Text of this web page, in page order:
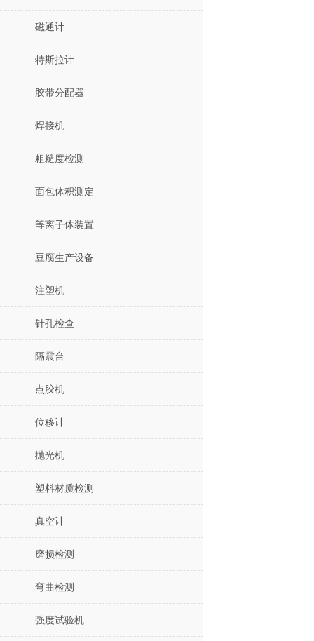
磁通计
特斯拉计
胶带分配器
焊接机
粗糙度检测
面包体积测定
等离子体装置
豆腐生产设备
注塑机
针孔检查
隔震台
点胶机
位移计
抛光机
塑料材质检测
真空计
磨损检测
弯曲检测
强度试验机